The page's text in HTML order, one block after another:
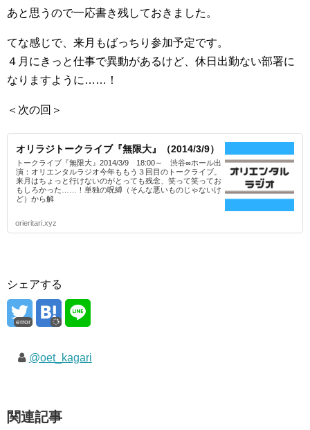
あと思うので一応書き残しておきました。
てな感じで、来月もばっちり参加予定です。
４月にきっと仕事で異動があるけど、休日出勤ない部署に
なりますように……！
＜次の回＞
オリラジトークライブ『無限大』（2014/3/9）
トークライブ『無限大』2014/3/9 18:00～ 渋谷∞ホール出
演：オリエンタルラジオ今年ももう３回目のトークライブ。
来月はちょっと行けないのがとっても残念、笑って笑ってお
もしろかった……！単独の呪縛（そんな悪いものじゃないけ
ど）から解
orieritari.xyz
シェアする
error
@oet_kagari
関連記事